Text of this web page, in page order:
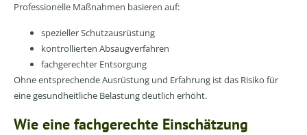
Professionelle Maßnahmen basieren auf:
spezieller Schutzausrüstung
kontrollierten Absaugverfahren
fachgerechter Entsorgung
Ohne entsprechende Ausrüstung und Erfahrung ist das Risiko für
eine gesundheitliche Belastung deutlich erhöht.
Wie eine fachgerechte Einschätzung